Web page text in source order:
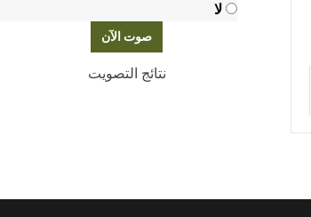
لا
نتائج التصويت